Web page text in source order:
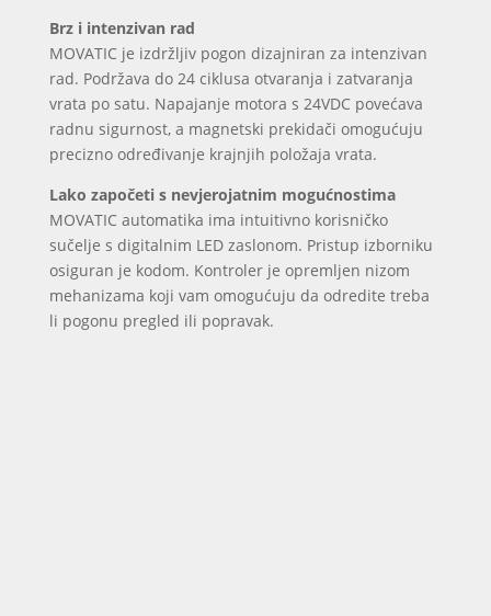
Brz i intenzivan rad
MOVATIC je izdržljiv pogon dizajniran za intenzivan
rad. Podržava do 24 ciklusa otvaranja i zatvaranja
vrata po satu. Napajanje motora s 24VDC povećava
radnu sigurnost, a magnetski prekidači omogućuju
precizno određivanje krajnjih položaja vrata.
Lako započeti s nevjerojatnim mogućnostima
MOVATIC automatika ima intuitivno korisničko
sučelje s digitalnim LED zaslonom. Pristup izborniku
osiguran je kodom. Kontroler je opremljen nizom
mehanizama koji vam omogućuju da odredite treba
li pogonu pregled ili popravak.